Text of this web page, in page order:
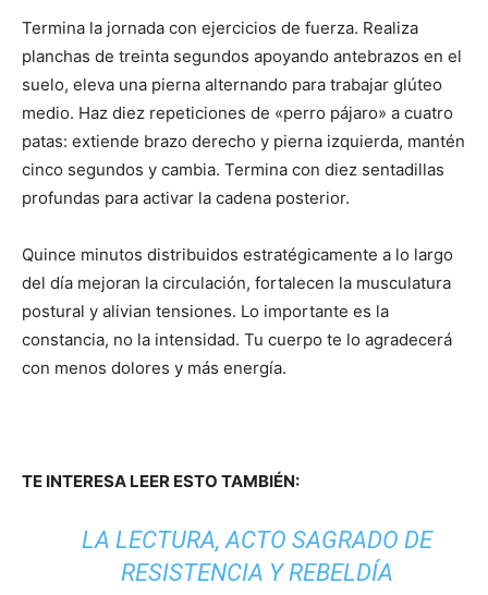
Termina la jornada con ejercicios de fuerza. Realiza
planchas de treinta segundos apoyando antebrazos en el
suelo, eleva una pierna alternando para trabajar glúteo
medio. Haz diez repeticiones de «perro pájaro» a cuatro
patas: extiende brazo derecho y pierna izquierda, mantén
cinco segundos y cambia. Termina con diez sentadillas
profundas para activar la cadena posterior.
Quince minutos distribuidos estratégicamente a lo largo
del día mejoran la circulación, fortalecen la musculatura
postural y alivian tensiones. Lo importante es la
constancia, no la intensidad. Tu cuerpo te lo agradecerá
con menos dolores y más energía.
TE INTERESA LEER ESTO TAMBIÉN:
LA LECTURA, ACTO SAGRADO DE
RESISTENCIA Y REBELDÍA